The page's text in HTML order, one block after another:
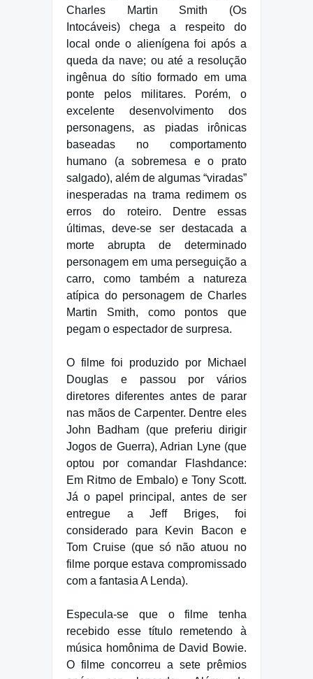
Charles Martin Smith (Os
Intocáveis) chega a respeito do
local onde o alienígena foi após a
queda da nave; ou até a resolução
ingênua do sítio formado em uma
ponte pelos militares. Porém, o
excelente desenvolvimento dos
personagens, as piadas irônicas
baseadas no comportamento
humano (a sobremesa e o prato
salgado), além de algumas “viradas”
inesperadas na trama redimem os
erros do roteiro. Dentre essas
últimas, deve-se ser destacada a
morte abrupta de determinado
personagem em uma perseguição a
carro, como também a natureza
atípica do personagem de Charles
Martin Smith, como pontos que
pegam o espectador de surpresa.
O filme foi produzido por Michael
Douglas e passou por vários
diretores diferentes antes de parar
nas mãos de Carpenter. Dentre eles
John Badham (que preferiu dirigir
Jogos de Guerra), Adrian Lyne (que
optou por comandar Flashdance:
Em Ritmo de Embalo) e Tony Scott.
Já o papel principal, antes de ser
entregue a Jeff Briges, foi
considerado para Kevin Bacon e
Tom Cruise (que só não atuou no
filme porque estava compromissado
com a fantasia A Lenda).
Especula-se que o filme tenha
recebido esse título remetendo à
música homônima de David Bowie.
O filme concorreu a sete prêmios